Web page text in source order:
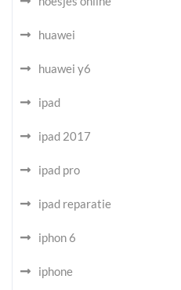
huawei
huawei y6
ipad
ipad 2017
ipad pro
ipad reparatie
iphon 6
iphone